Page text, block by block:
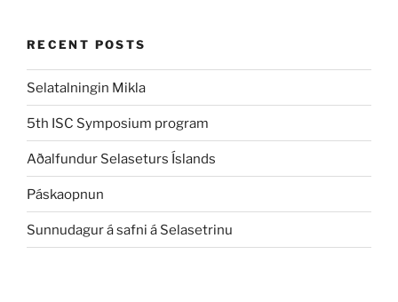
RECENT POSTS
Selatalningin Mikla
5th ISC Symposium program
Aðalfundur Selaseturs Íslands
Páskaopnun
Sunnudagur á safni á Selasetrinu